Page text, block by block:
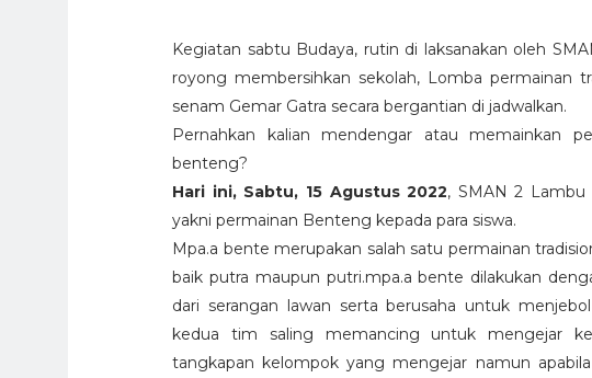
Kegiatan sabtu Budaya, rutin di laksanakan oleh
royong membersihkan sekolah, Lomba permainan
senam Gemar Gatra secara bergantian di jadwalkan.
Pernahkan kalian mendengar atau memainkan
benteng?
Hari ini, Sabtu, 15 Agustus 2022, SMAN 2 Lambu
yakni permainan Benteng kepada para siswa.
Mpa.a bente merupakan salah satu permainan
baik putra maupun putri.mpa.a bente dilakukan
dari serangan lawan serta berusaha untuk
kedua tim saling memancing untuk mengejar
tangkapan kelompok yang mengejar namun